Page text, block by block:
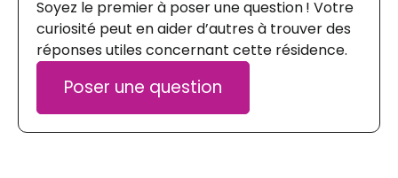
Soyez le premier à poser une question ! Votre
curiosité peut en aider d’autres à trouver des
réponses utiles concernant cette résidence.
Poser une question